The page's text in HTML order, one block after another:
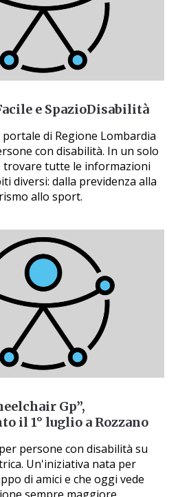
e SpazioDisabilità
di Regione Lombardia
con disabilità. In un solo
trovare tutte le informazioni
diversi: dalla previdenza alla
allo sport.
Gp”,
il 1° luglio a Rozzano
persone con disabilità su
Un'iniziativa nata per
di amici e che oggi vede